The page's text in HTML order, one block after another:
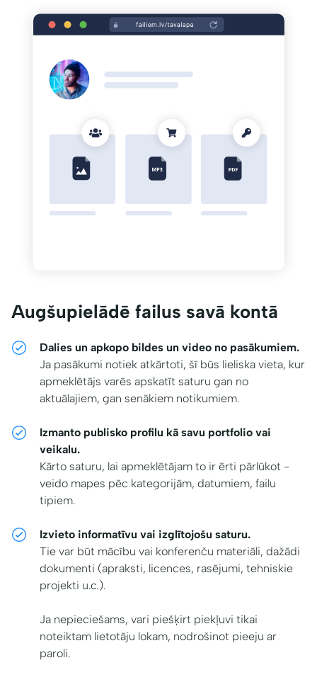
Augšupielādē failus savā kontā
Dalies un apkopo bildes un video no pasākumiem.
Ja pasākumi notiek atkārtoti, šī būs lieliska vieta, kur
apmeklētājs varēs apskatīt saturu gan no
aktuālajiem, gan senākiem notikumiem.
Izmanto publisko profilu kā savu portfolio vai
veikalu.
Kārto saturu, lai apmeklētājam to ir ērti pārlūkot -
veido mapes pēc kategorijām, datumiem, failu
tipiem.
Izvieto informatīvu vai izglītojošu saturu.
Tie var būt mācību vai konferenču materiāli, dažādi
dokumenti (apraksti, licences, rasējumi, tehniskie
projekti u.c.).
Ja nepieciešams, vari piešķirt piekļuvi tikai
noteiktam lietotāju lokam, nodrošinot pieeju ar
paroli.